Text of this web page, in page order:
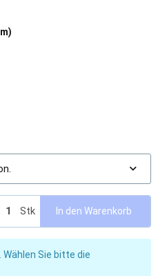
Stk In den Warenkorb
Sie bitte die